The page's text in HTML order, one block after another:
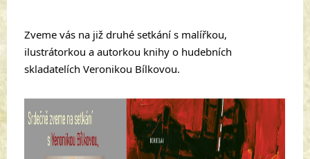
Zveme vás na již druhé setkání s malířkou,
ilustrátorkou a autorkou knihy o hudebních
skladatelích Veronikou Bílkovou.